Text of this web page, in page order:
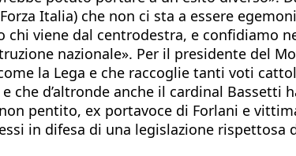
Italia) che non ci sta a essere
viene dal centrodestra, e confidiamo
nazionale». Per il presidente del
la Lega e che raccoglie tanti voti
d’altronde anche il cardinal Bassetti
pentito, ex portavoce di Forlani e
in difesa di una legislazione